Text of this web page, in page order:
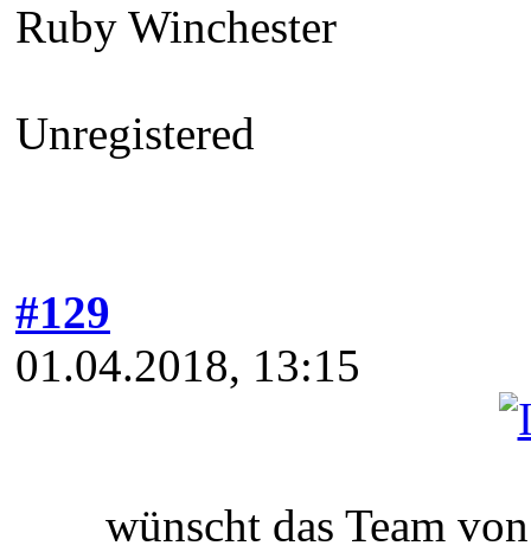
Ruby Winchester
Unregistered
#129
01.04.2018, 13:15
wünscht das Team